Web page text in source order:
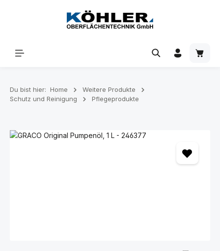
Zum Hauptinhalt springen
Du bist hier: Home
Weitere Produkte
Schutz und Reinigung
Pflegeprodukte
Bildergalerie überspringen